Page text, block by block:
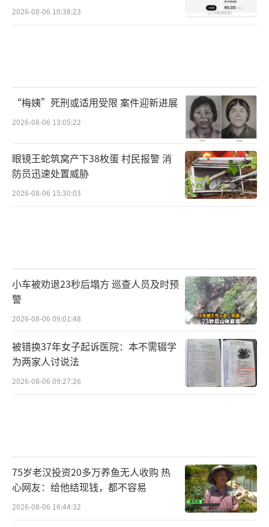
2026-08-06 10:38:23
“梅姨”死刑或适用受限 案件迎新进展
2026-08-06 13:05:22
眼镜王蛇筑窝产下38枚蛋 村民报警 消
防员迅速处置威胁
2026-08-06 15:30:03
小车被劝退23秒后塌方 巡查人员及时预
警
2026-08-06 09:01:48
被错换37年女子起诉医院：本不需辍学
为两家人讨说法
2026-08-06 09:27:26
75岁老汉投资20多万养鱼无人收购 热
心网友：给他结现钱，都不容易
2026-08-06 16:44:32